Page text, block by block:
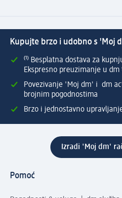
Kupujte brzo i udobno s 'Moj
⁽¹⁾ Besplatna dostava za
Ekspresno preuzimanje u dm
Povezivanje 'Moj dm' i dm
brojnim pogodnostima
Brzo i jednostavno
Izradi 'Moj dm'
Pomoć